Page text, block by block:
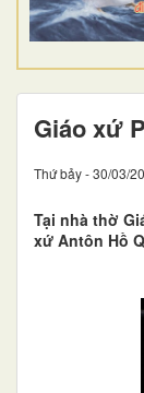
Giáo xứ
Thứ bảy - 30/03/
Tại nhà thờ
xứ Antôn Hồ